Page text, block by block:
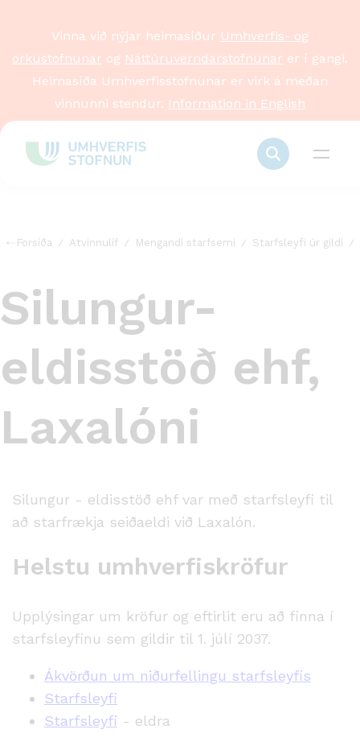
Vinna við nýjar heimasíður Umhverfis- og
orkustofnunar og Náttúruverndarstofnunar er í gangi.
Heimasíða Umhverfisstofnunar er virk á meðan
vinnunni stendur. Information in English
Forsíða Atvinnulíf Mengandi starfsemi Starfsleyfi úr gildi
Silungur-
eldisstöð ehf,
Laxalóni
Silungur - eldisstöð ehf var með starfsleyfi til
að starfrækja seiðaeldi við Laxalón.
Helstu umhverfiskröfur
Upplýsingar um kröfur og eftirlit eru að finna í
starfsleyfinu sem gildir til 1. júlí 2037.
Ákvörðun um niðurfellingu starfsleyfis
Starfsleyfi
Starfsleyfi - eldra